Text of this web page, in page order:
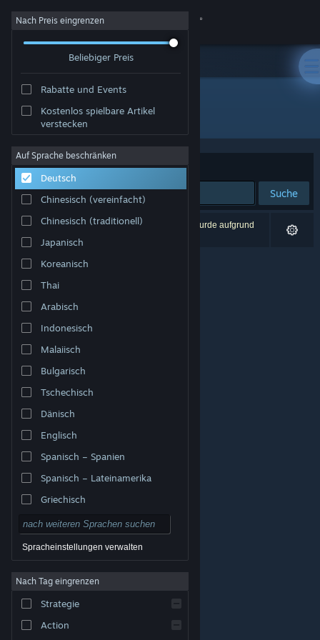
Anmelden
Info
Support
Sprache ändern
Steam-Mobile-App herunterladen
Desktopversion anzeigen
© Valve Corporation. Alle Rechte vorbehalten. Alle
USA und anderen Ländern.
Rechtliches
Barrierefreiheit
Nutzungsvertrag
Nach Preis eingrenzen
Beliebiger Preis
Rabatte und Events
Kostenlos spielbare Artikel
verstecken
Auf Sprache beschränken
Deutsch
Chinesisch (vereinfacht)
Chinesisch (traditionell)
Japanisch
Koreanisch
Thai
Arabisch
Indonesisch
Malaiisch
Bulgarisch
Tschechisch
Dänisch
Englisch
Spanisch – Spanien
Spanisch – Lateinamerika
Griechisch
Spracheinstellungen verwalten
Nach Tag eingrenzen
Strategie
Action
Entwickler: Anaconda Game Studios
Sortieren nach Relevanz
Suche
0 Ergebnisse entsprechen Ihrer Suche. 1 Titel wurde aufgrund
Ihrer Einstellungen ausgeschlossen.